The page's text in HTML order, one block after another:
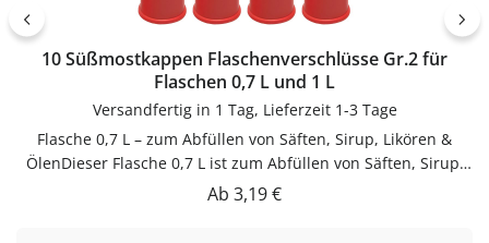
10 Süßmostkappen Flaschenverschlüsse Gr.2 für
Flaschen 0,7 L und 1 L
Versandfertig in 1 Tag, Lieferzeit 1-3 Tage
Flasche 0,7 L – zum Abfüllen von Säften, Sirup, Likören &
ÖlenDieser Flasche 0,7 L ist zum Abfüllen von Säften, Sirup,
Likören & Ölen. Hochwertig verarbeitet und für den täglichen
Regulärer Preis:
Ab 3,19 €